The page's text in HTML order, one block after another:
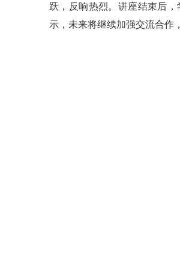
跃，反响热烈。讲座结束后
示，未来将继续加强交流合作